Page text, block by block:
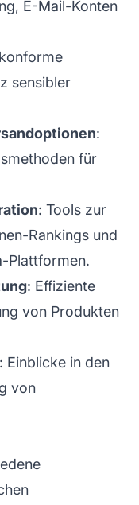
E-Mail-Konten
sensibler
:
für
: Tools zur
Rankings und
Plattformen.
: Effiziente
von Produkten
: Einblicke in den
von